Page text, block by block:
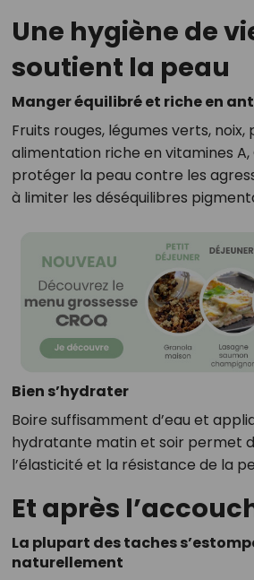
Une hygiène de
soutient la peau
Manger équilibré et riche en
Fruits rouges, légumes verts, noix,
alimentation riche en vitamines A,
protéger la peau contre les
à limiter les déséquilibres
Bien s’hydrater
Boire suffisamment d’eau et
hydratante matin et soir permet
l’élasticité et la résistance de la
Et après
La plupart des taches
naturellement